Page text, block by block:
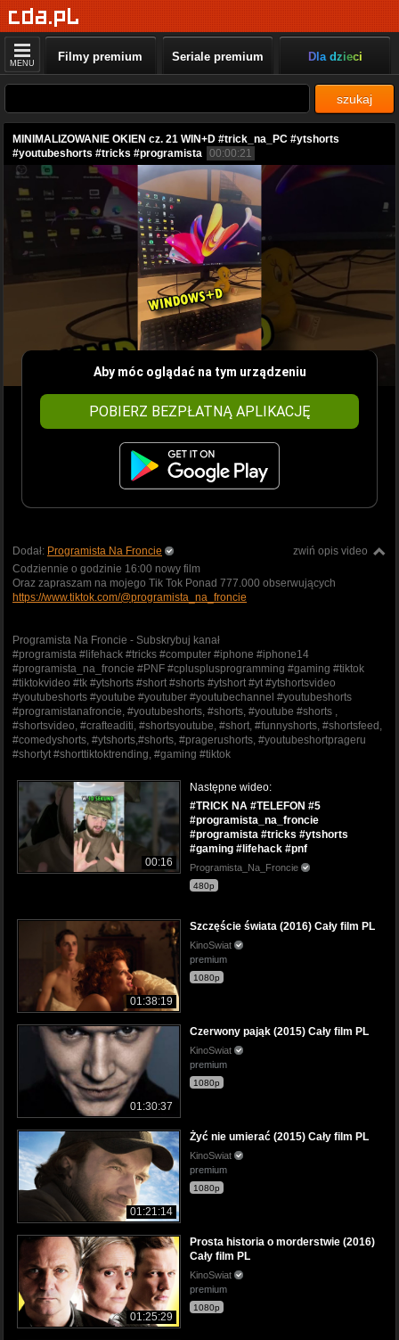
MENU Filmy premium Seriale premium Dla dzieci
szukaj
MINIMALIZOWANIE OKIEN cz. 21 WIN+D #trick_na_PC #ytshorts
#youtubeshorts #tricks #programista 00:00:21
Aby móc oglądać na tym urządzeniu
POBIERZ BEZPŁATNĄ APLIKACJĘ
zwiń opis video
Dodał: Programista Na Froncie
Codziennie o godzinie 16:00 nowy film
Oraz zapraszam na mojego Tik Tok Ponad 777.000 obserwujących
https://www.tiktok.com/@programista_na_froncie
Programista Na Froncie - Subskrybuj kanał
#programista #lifehack #tricks #computer #iphone #iphone14
#programista_na_froncie #PNF #cplusplusprogramming #gaming #tiktok
#tiktokvideo #tk #ytshorts #short #shorts #ytshort #yt #ytshortsvideo
#youtubeshorts #youtube #youtuber #youtubechannel #youtubeshorts
#programistanafroncie, #youtubeshorts, #shorts, #youtube #shorts ,
#shortsvideo, #crafteaditi, #shortsyoutube, #short, #funnyshorts, #shortsfeed,
#comedyshorts, #ytshorts,#shorts, #pragerushorts, #youtubeshortprageru
#shortyt #shorttiktoktrending, #gaming #tiktok
00:16
Następne wideo:
#TRICK NA #TELEFON #5
#programista_na_froncie
#programista #tricks #ytshorts
#gaming #lifehack #pnf
Programista_Na_Froncie
480p
01:38:19
Szczęście świata (2016) Cały film PL
KinoSwiat
premium
1080p
01:30:37
Czerwony pająk (2015) Cały film PL
KinoSwiat
premium
1080p
01:21:14
Żyć nie umierać (2015) Cały film PL
KinoSwiat
premium
1080p
01:25:29
Prosta historia o morderstwie (2016)
Cały film PL
KinoSwiat
premium
1080p